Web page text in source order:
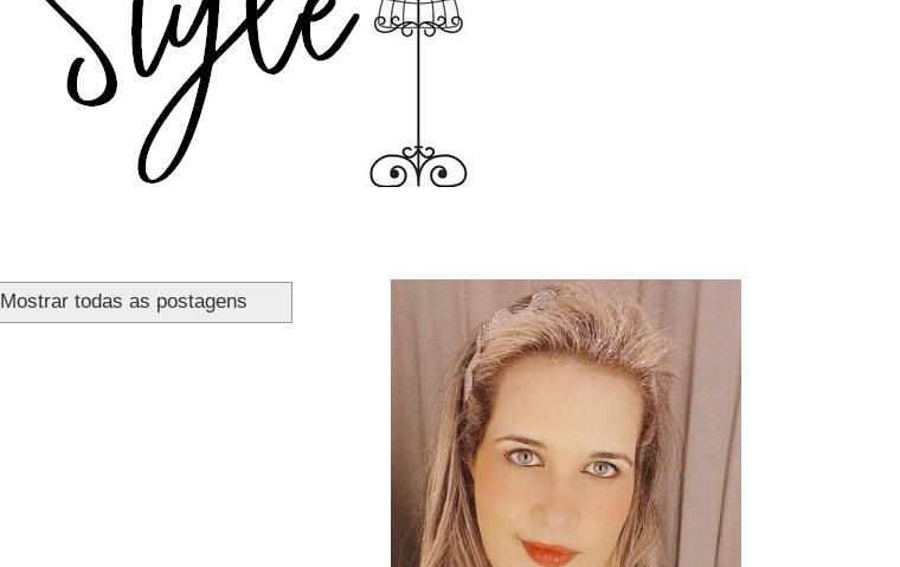
Mostrar todas as postagens